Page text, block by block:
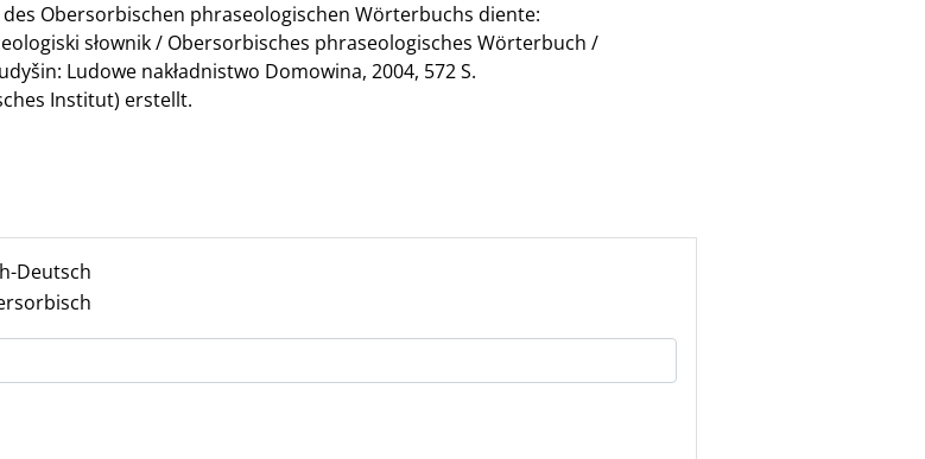
Obersorbischen phraseologischen Wörterbuchs diente:
słownik / Obersorbisches phraseologisches Wörterbuch /
Ludowe nakładnistwo Domowina, 2004, 572 S.
Institut) erstellt.
Deutsch